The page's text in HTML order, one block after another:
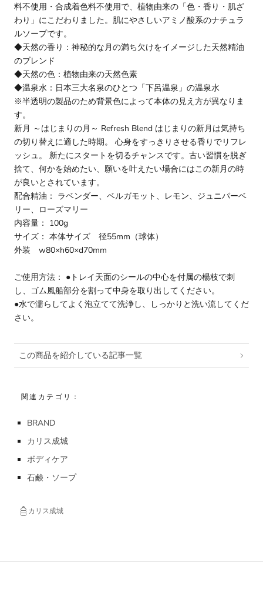
料不使用・合成着色料不使用で、植物由来の「色・香り・肌ざ
わり」にこだわりました。肌にやさしいアミノ酸系のナチュラ
ルソープです。
◆天然の香り：神秘的な月の満ち欠けをイメージした天然精油
のブレンド
◆天然の色：植物由来の天然色素
◆温泉水：日本三大名泉のひとつ「下呂温泉」の温泉水
※半透明の製品のため背景色によって本体の見え方が異なりま
す。
新月 ～はじまりの月～ Refresh Blend はじまりの新月は気持ち
の切り替えに適した時期。 心身をすっきりさせる香りでリフレ
ッシュ。 新たにスタートを切るチャンスです。古い習慣を脱ぎ
捨て、何かを始めたい、願いを叶えたい場合にはこの新月の時
が良いとされています。
配合精油： ラベンダー、ベルガモット、レモン、ジュニパーベ
リー、ローズマリー
内容量： 100g
サイズ： 本体サイズ 径55mm（球体）
外装 w80×h60×d70mm
ご使用方法： ●トレイ天面のシールの中心を付属の楊枝で刺
し、ゴム風船部分を割って中身を取り出してください。
●水で濡らしてよく泡立てて洗浄し、しっかりと洗い流してくだ
さい。
この商品を紹介している記事一覧
関連カテゴリ：
BRAND
カリス成城
ボディケア
石鹸・ソープ
カリス成城